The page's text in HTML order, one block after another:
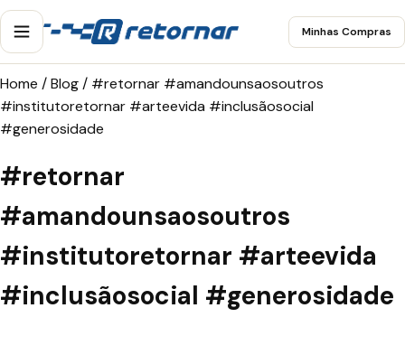
Minhas Compras
Home /Blog/ #retornar #amandounsaosoutros
#institutoretornar #arteevida #inclusãosocial
#generosidade
#retornar
#amandounsaosoutros
#institutoretornar #arteevida
#inclusãosocial #generosidade